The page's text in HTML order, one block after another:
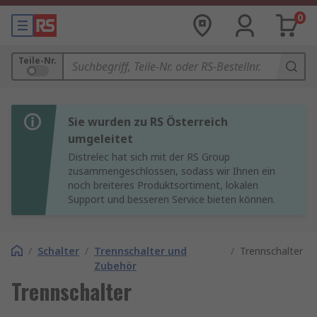
0
Teile-Nr.
Sie wurden zu RS Österreich
umgeleitet
Distrelec hat sich mit der RS Group
zusammengeschlossen, sodass wir Ihnen ein
noch breiteres Produktsortiment, lokalen
Support und besseren Service bieten können.
/ Schalter / Trennschalter und
Zubehör
/ Trennschalter
Trennschalter